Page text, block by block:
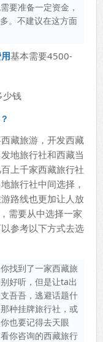
要准备一定资金，
。不建议在这方面
基本需要4500-
藏旅游，开发西藏
地旅行社和西藏当
上千家西藏旅行社
旅行社中间选择，
路线也更加让人放
需要从中选择一家
参考以下方式去选
你找到了一家西藏旅
好听，但是让ta出
吾吾，逃避话题什
种挂牌旅行社，或
也要记得去天眼
你咨询的西藏旅行